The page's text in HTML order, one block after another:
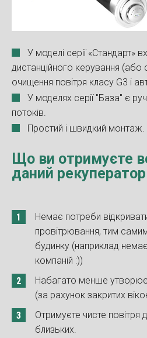
У моделі серії «Стандарт»
дистанційного керування (або
очищення повітря класу G3 і
У моделях серії "База" є
потоків.
Простий і швидкий монтаж.
Що ви отримуєте
даний рекуператор
Немає потреби
провітрювання, тим
будинку (наприклад
компаній :))
Набагато менше
(за рахунок закритих
Отримуєте чисте повітря
близьких.